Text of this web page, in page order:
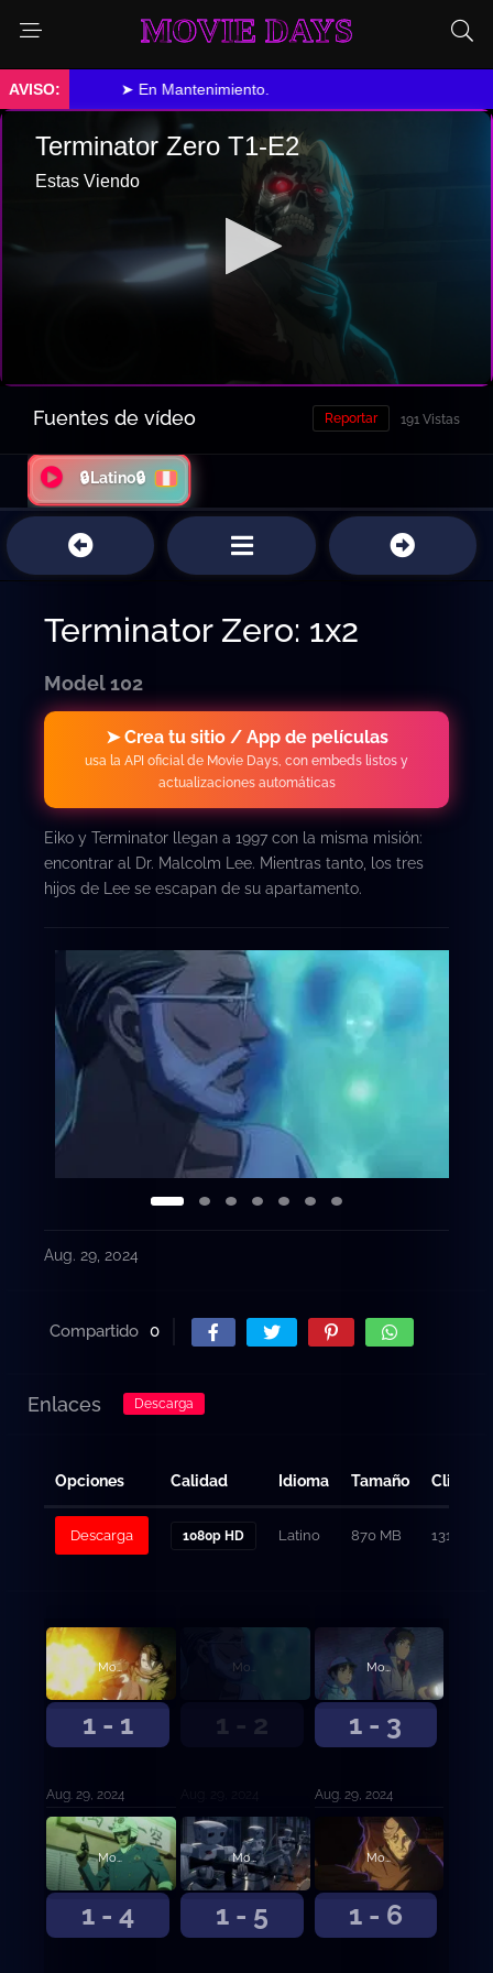
MOVIE DAYS
➤ En Mantenimiento.
Fuentes de vídeo 191 Vistas
Reportar
🔒Latino🔒
Terminator Zero: 1x2
Model 102
➤ Crea tu sitio / App de películas
usa la API oficial de Movie Days, con embeds listos y
actualizaciones automáticas
Eiko y Terminator llegan a 1997 con la misma misión:
encontrar al Dr. Malcolm Lee. Mientras tanto, los tres
hijos de Lee se escapan de su apartamento.
Aug. 29, 2024
Compartido 0
Enlaces Descarga
Opciones Calidad Idioma Tamaño Clicks
Descarga 1080p HD Latino 870 MB 131
1 - 1
Model 101
Aug. 29, 2024
1 - 2
Model 102
1 - 3
Model 103
Aug. 29, 2024
1 - 4
Model 104
1 - 5
Model 105
1 - 6
Model 106